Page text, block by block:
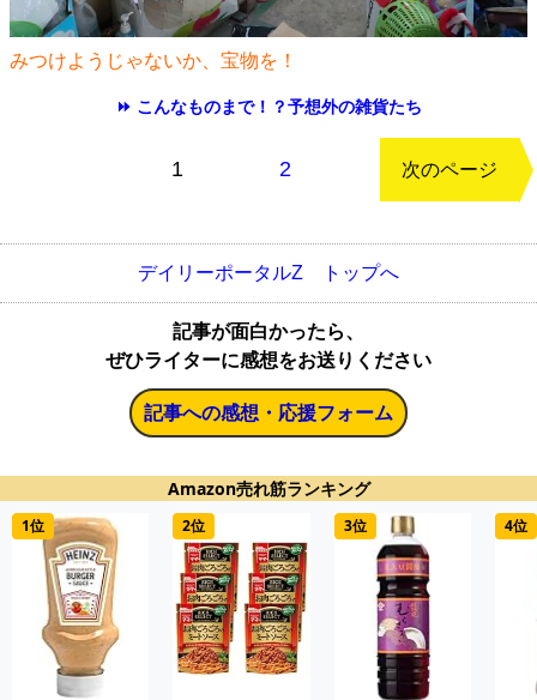
みつけようじゃないか、宝物を！
⏩ こんなものまで！？予想外の雑貨たち
1 2 次のページ
デイリーポータルZ トップへ
記事が面白かったら、
ぜひライターに感想をお送りください
記事への感想・応援フォーム
Amazon売れ筋ランキング
1位 2位 3位 4位